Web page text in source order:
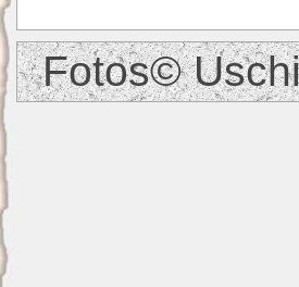
Fotos©